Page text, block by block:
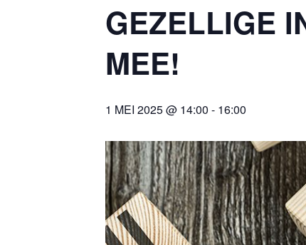
GEZELLIGE
MEE!
1 MEI 2025 @ 14:00 - 16:00